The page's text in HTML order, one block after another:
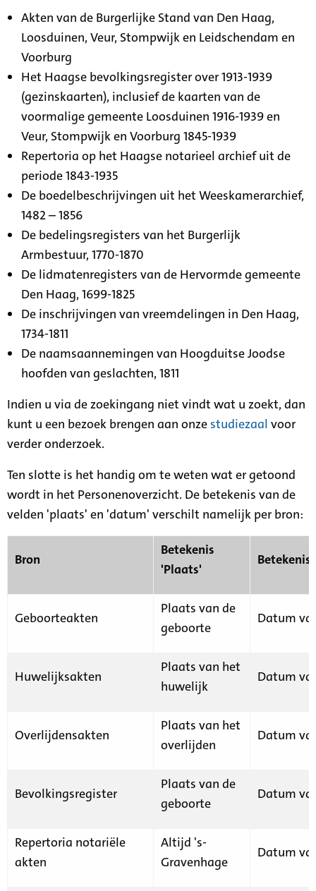
Akten van de Burgerlijke Stand van Den Haag,
Loosduinen, Veur, Stompwijk en Leidschendam en
Voorburg
Het Haagse bevolkingsregister over 1913-1939
(gezinskaarten), inclusief de kaarten van de
voormalige gemeente Loosduinen 1916-1939 en
Veur, Stompwijk en Voorburg 1845-1939
Repertoria op het Haagse notarieel archief uit de
periode 1843-1935
De boedelbeschrijvingen uit het Weeskamerarchief,
1482 – 1856
De bedelingsregisters van het Burgerlijk
Armbestuur, 1770-1870
De lidmatenregisters van de Hervormde gemeente
Den Haag, 1699-1825
De inschrijvingen van vreemdelingen in Den Haag,
1734-1811
De naamsaannemingen van Hoogduitse Joodse
hoofden van geslachten, 1811
Indien u via de zoekingang niet vindt wat u zoekt, dan
kunt u een bezoek brengen aan onze studiezaal voor
verder onderzoek.
Ten slotte is het handig om te weten wat er getoond
wordt in het Personenoverzicht. De betekenis van de
velden 'plaats' en 'datum' verschilt namelijk per bron:
Bron
Betekenis
'Plaats'
Geboorteakten
Plaats van de
geboorte
Datum
Huwelijksakten
Plaats van het
huwelijk
Datum
Overlijdensakten
Plaats van het
overlijden
Datum
Bevolkingsregister
Plaats van de
geboorte
Datum
Repertoria notariële
akten
Altijd 's-
Gravenhage
Datum